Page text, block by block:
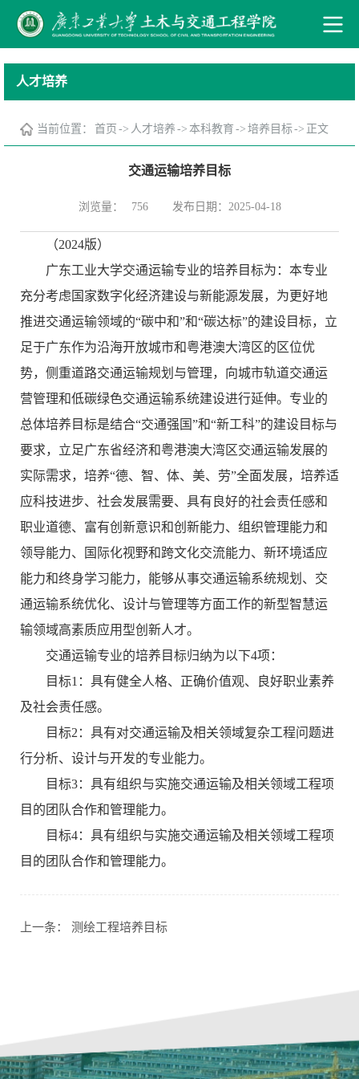
人才培养
当前位置： 首页 -> 人才培养 -> 本科教育 -> 培养目标-> 正文
交通运输培养目标
浏览量： 756 发布日期：2025-04-18
（2024版）
广东工业大学交通运输专业的培养目标为：本专业
充分考虑国家数字化经济建设与新能源发展，为更好地
推进交通运输领域的“碳中和”和“碳达标”的建设目标，立
足于广东作为沿海开放城市和粤港澳大湾区的区位优
势，侧重道路交通运输规划与管理，向城市轨道交通运
营管理和低碳绿色交通运输系统建设进行延伸。专业的
总体培养目标是结合“交通强国”和“新工科”的建设目标与
要求，立足广东省经济和粤港澳大湾区交通运输发展的
实际需求，培养“德、智、体、美、劳”全面发展，培养适
应科技进步、社会发展需要、具有良好的社会责任感和
职业道德、富有创新意识和创新能力、组织管理能力和
领导能力、国际化视野和跨文化交流能力、新环境适应
能力和终身学习能力，能够从事交通运输系统规划、交
通运输系统优化、设计与管理等方面工作的新型智慧运
输领域高素质应用型创新人才。
交通运输专业的培养目标归纳为以下4项：
目标1：具有健全人格、正确价值观、良好职业素养
及社会责任感。
目标2：具有对交通运输及相关领域复杂工程问题进
行分析、设计与开发的专业能力。
目标3：具有组织与实施交通运输及相关领域工程项
目的团队合作和管理能力。
目标4：具有组织与实施交通运输及相关领域工程项
目的团队合作和管理能力。
上一条： 测绘工程培养目标